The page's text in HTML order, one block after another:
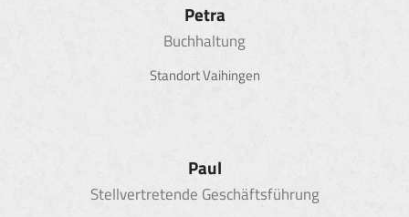
Petra
Buchhaltung
Standort Vaihingen
Paul
Stellvertretende Geschäftsführung